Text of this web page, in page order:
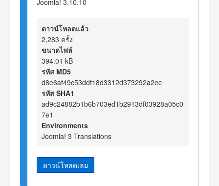
ดาวน์โหลดแล้ว
2,283 ครั้ง
ขนาดไฟล์
394.01 kB
รหัส MD5
d8e6af49c53ddf18d3312d373292a2ec
รหัส SHA1
ad9c24882b1b6b703ed1b2913df03928a05c0
7e1
Environments
Joomla! 3 Translations
ดาวน์โหลดเลย